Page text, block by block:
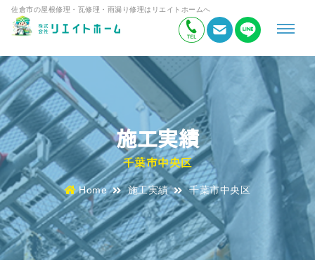
佐倉市の屋根修理・瓦修理・雨漏り修理はリエイトホームへ
施工実績
千葉市中央区
Home 施工実績 千葉市中央区